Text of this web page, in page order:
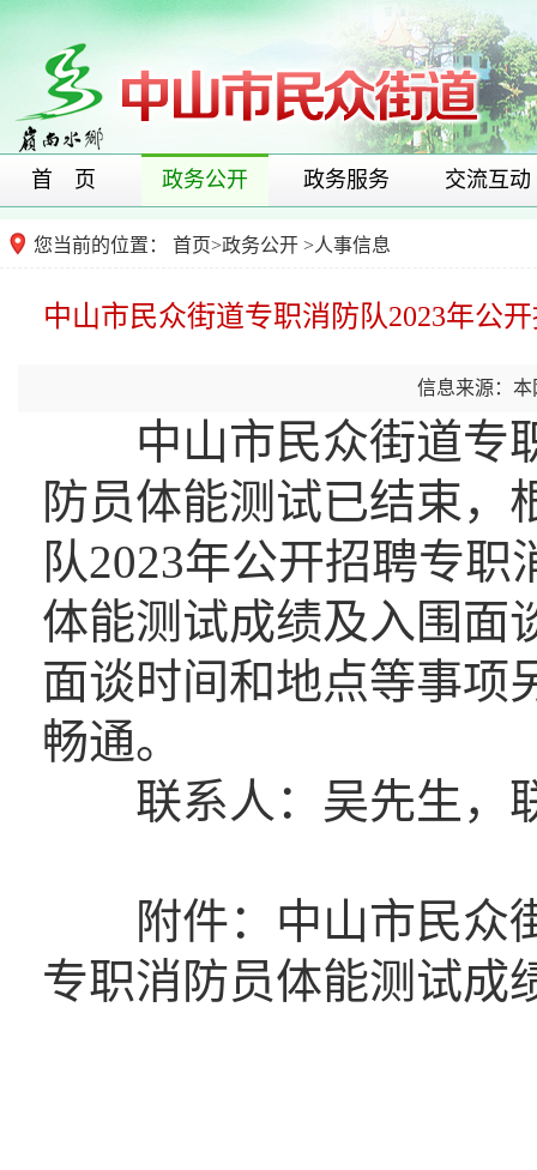
首 页 政务公开 政务服务 交流互动
您当前的位置： 首页>政务公开 >人事信息
中山市民众街道专职消防队2023年公
信息来源：本
中山市民众街道专职
防员体能测试已结束，
队2023年公开招聘专
体能测试成绩及入围面
面谈时间和地点等事项
畅通。
联系人：吴先生，联
附件：中山市民众街
专职消防员体能测试成